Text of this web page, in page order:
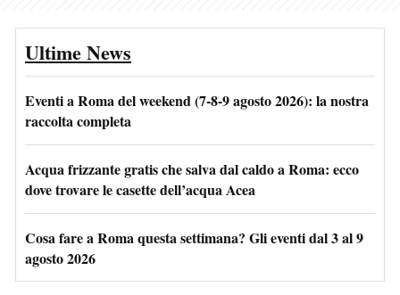
Ultime News
Eventi a Roma del weekend (7-8-9 agosto 2026): la nostra
raccolta completa
Acqua frizzante gratis che salva dal caldo a Roma: ecco
dove trovare le casette dell’acqua Acea
Cosa fare a Roma questa settimana? Gli eventi dal 3 al 9
agosto 2026